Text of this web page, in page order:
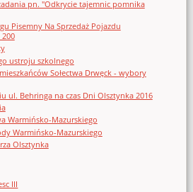
pn. "Odkrycie tajemnic pomnika
Pisemny Na Sprzedaż Pojazdu
ustroju szkolnego
Sołectwa Drwęck - wybory
ul. Behringa na czas Dni Olsztynka 2016
Warmińsko-Mazurskiego
Warmińsko-Mazurskiego
Olsztynka
III